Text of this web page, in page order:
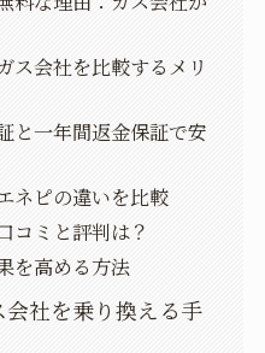
ス会社を比較するメリ
と一年間返金保証で安
ネピの違いを比較
コミと評判は？
を高める方法
社を乗り換える手